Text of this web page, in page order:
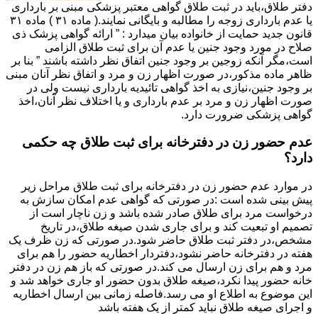
دفتر طلاق،باید در ثبت طلاق گواهی معتبر پزشکی مبنی بر بارداری
یا عدم بارداری زوجه را مطالبه و بایگانی نمایند.( ماده ۳۱ ) ماده ۳۱
قانون جدید حمایت از خانواده بیان میدارد : ” ارائه گواهی پزشک ذی
صلاح در مورد وجود جنین یا عدم آن برای ثبت طلاق الزامی
است،مگر آنکه زوجین بر وجود جنین اتفاق نظر داشته باشند ” بنا بر
ظاهر ماده مذکور،در صورت اظهار زن و مرد و اتفاق نظر آنان مبنی
بر وجود جنین،نیازی به اخذ گواهی تائیدیه بارداری نیست ولی در
صورت اظهار زن و مرد بر عدم بارداری و یا اختلاف نظر آنان،اخذ
گواهی پزشکی ضرورت دارد.
عدم حضور زن در دفترخانه برای ثبت طلاق چه حکمی
دارد؟
در موارد عدم حضور زن در دفترخانه برای ثبت طلاق مراحل زیر
پیش بینی شده است :در صورتی که گواهی عدم امکان سازش به
درخواست مرد برای طلاق صادر شده باشد و زن ناچار است از
تصمیم او تبعیت کند و برای جاری شدن صیغه طلاق،در تاریخ
مشخص،در دفتر ثبت طلاق حاضر شود.در صورتی که زن ظرف یک
هفته در دفترخانه حاضر نشود،دفتردار اخطاریه حضور را هم برای
مرد و هم برای زن ارسال می کند.در صورتی که باز هم زن در دفتر
خانه حضور پیدا نکرد،صیغه طلاق بدون حضور او جاری خواهد شد و
این موضوع به اطلاع او می رسد.فاصله زمانی بین ارسال اخطاریه
و اجرای صیغه طلاق نباید کمتر از یک هفته باشد